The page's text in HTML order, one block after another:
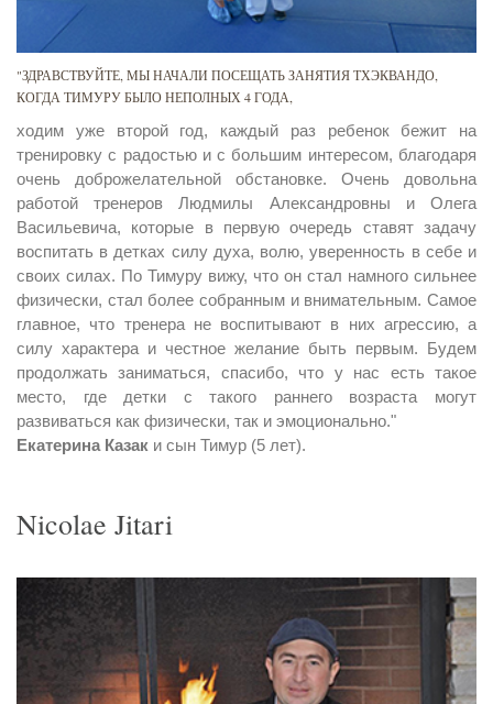
"ЗДРАВСТВУЙТЕ, МЫ НАЧАЛИ ПОСЕЩАТЬ ЗАНЯТИЯ ТХЭКВАНДО,
КОГДА ТИМУРУ БЫЛО НЕПОЛНЫХ 4 ГОДА,
ходим уже второй год, каждый раз ребенок бежит на
тренировку с радостью и с большим интересом, благодаря
очень доброжелательной обстановке. Очень довольна
работой тренеров Людмилы Александровны и Олега
Васильевича, которые в первую очередь ставят задачу
воспитать в детках силу духа, волю, уверенность в себе и
своих силах. По Тимуру вижу, что он стал намного сильнее
физически, стал более собранным и внимательным. Самое
главное, что тренера не воспитывают в них агрессию, а
силу характера и честное желание быть первым. Будем
продолжать заниматься, спасибо, что у нас есть такое
место, где детки с такого раннего возраста могут
развиваться как физически, так и эмоционально."
Екатерина Казак и сын Тимур (5 лет).
Nicolae Jitari